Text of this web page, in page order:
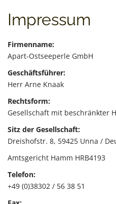
Impressum
Firmenname:
Apart-Ostseeperle GmbH
Geschäftsführer:
Herr Arne Knaak
Rechtsform:
Gesellschaft mit beschränkter
Sitz der Gesellschaft:
Dreishofstr. 8, 59425 Unna /
Amtsgericht Hamm HRB4193
Telefon:
+49 (0)38302 / 56 38 51